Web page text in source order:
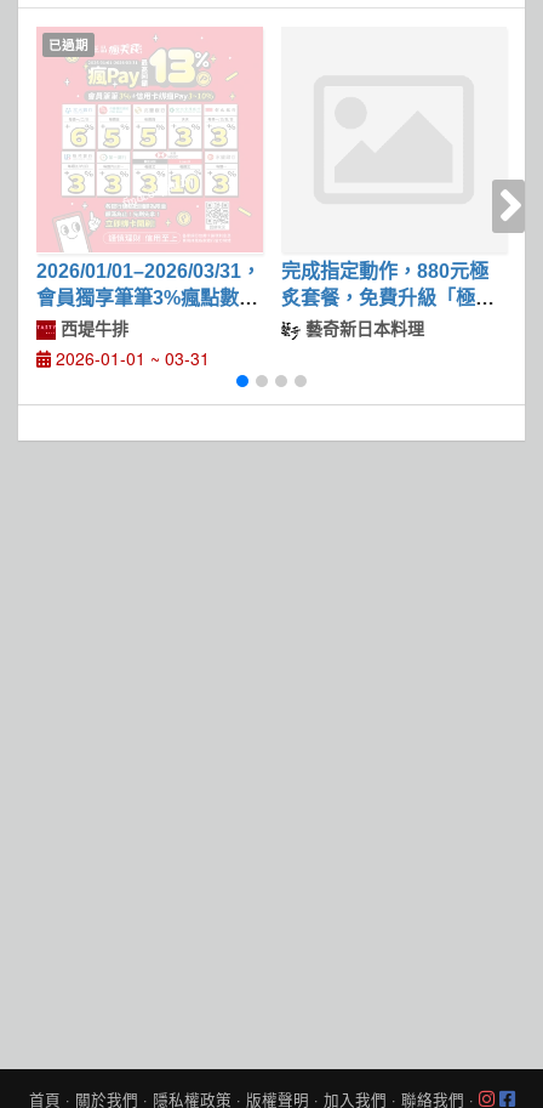
已過期
2026/01/01–2026/03/31，
會員獨享筆筆3%瘋點數回
饋 西堤牛排
2026-01-01 ~ 03-31
完成指定動作，880元極
炙套餐，免費升級「極上
火焰和牛牛排」
藝奇新日本料理
首頁 · 關於我們 · 隱私權政策 · 版權聲明 · 加入我們 · 聯絡我們 ·